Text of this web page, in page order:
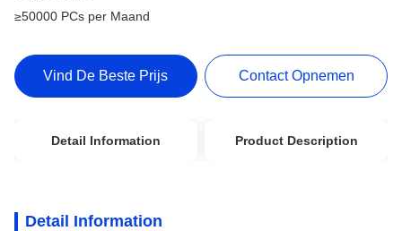
≥50000 PCs per Maand
Vind De Beste Prijs Contact Opnemen
Detail Information Product Description
Detail Information